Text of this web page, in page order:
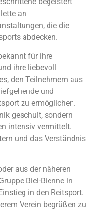
an
die die
abdecken.
für ihre
ihre liebevoll
den Teilnehmern aus
und
zu ermöglichen.
geschult, sondern
intensiv vermittelt.
und das Verständnis
aus der näheren
Biel-Bienne in
in den Reitsport.
Verein begrüßen zu